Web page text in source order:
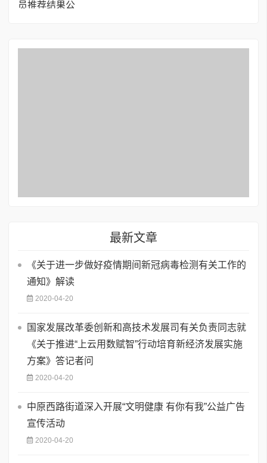
最新文章
《关于进一步做好疫情期间新冠病毒检测有关工作的
通知》解读
2020-04-20
国家发展改革委创新和高技术发展司有关负责同志就
《关于推进“上云用数赋智”行动培育新经济发展实施
方案》答记者问
2020-04-20
中原西路街道深入开展“文明健康 有你有我”公益广告
宣传活动
2020-04-20